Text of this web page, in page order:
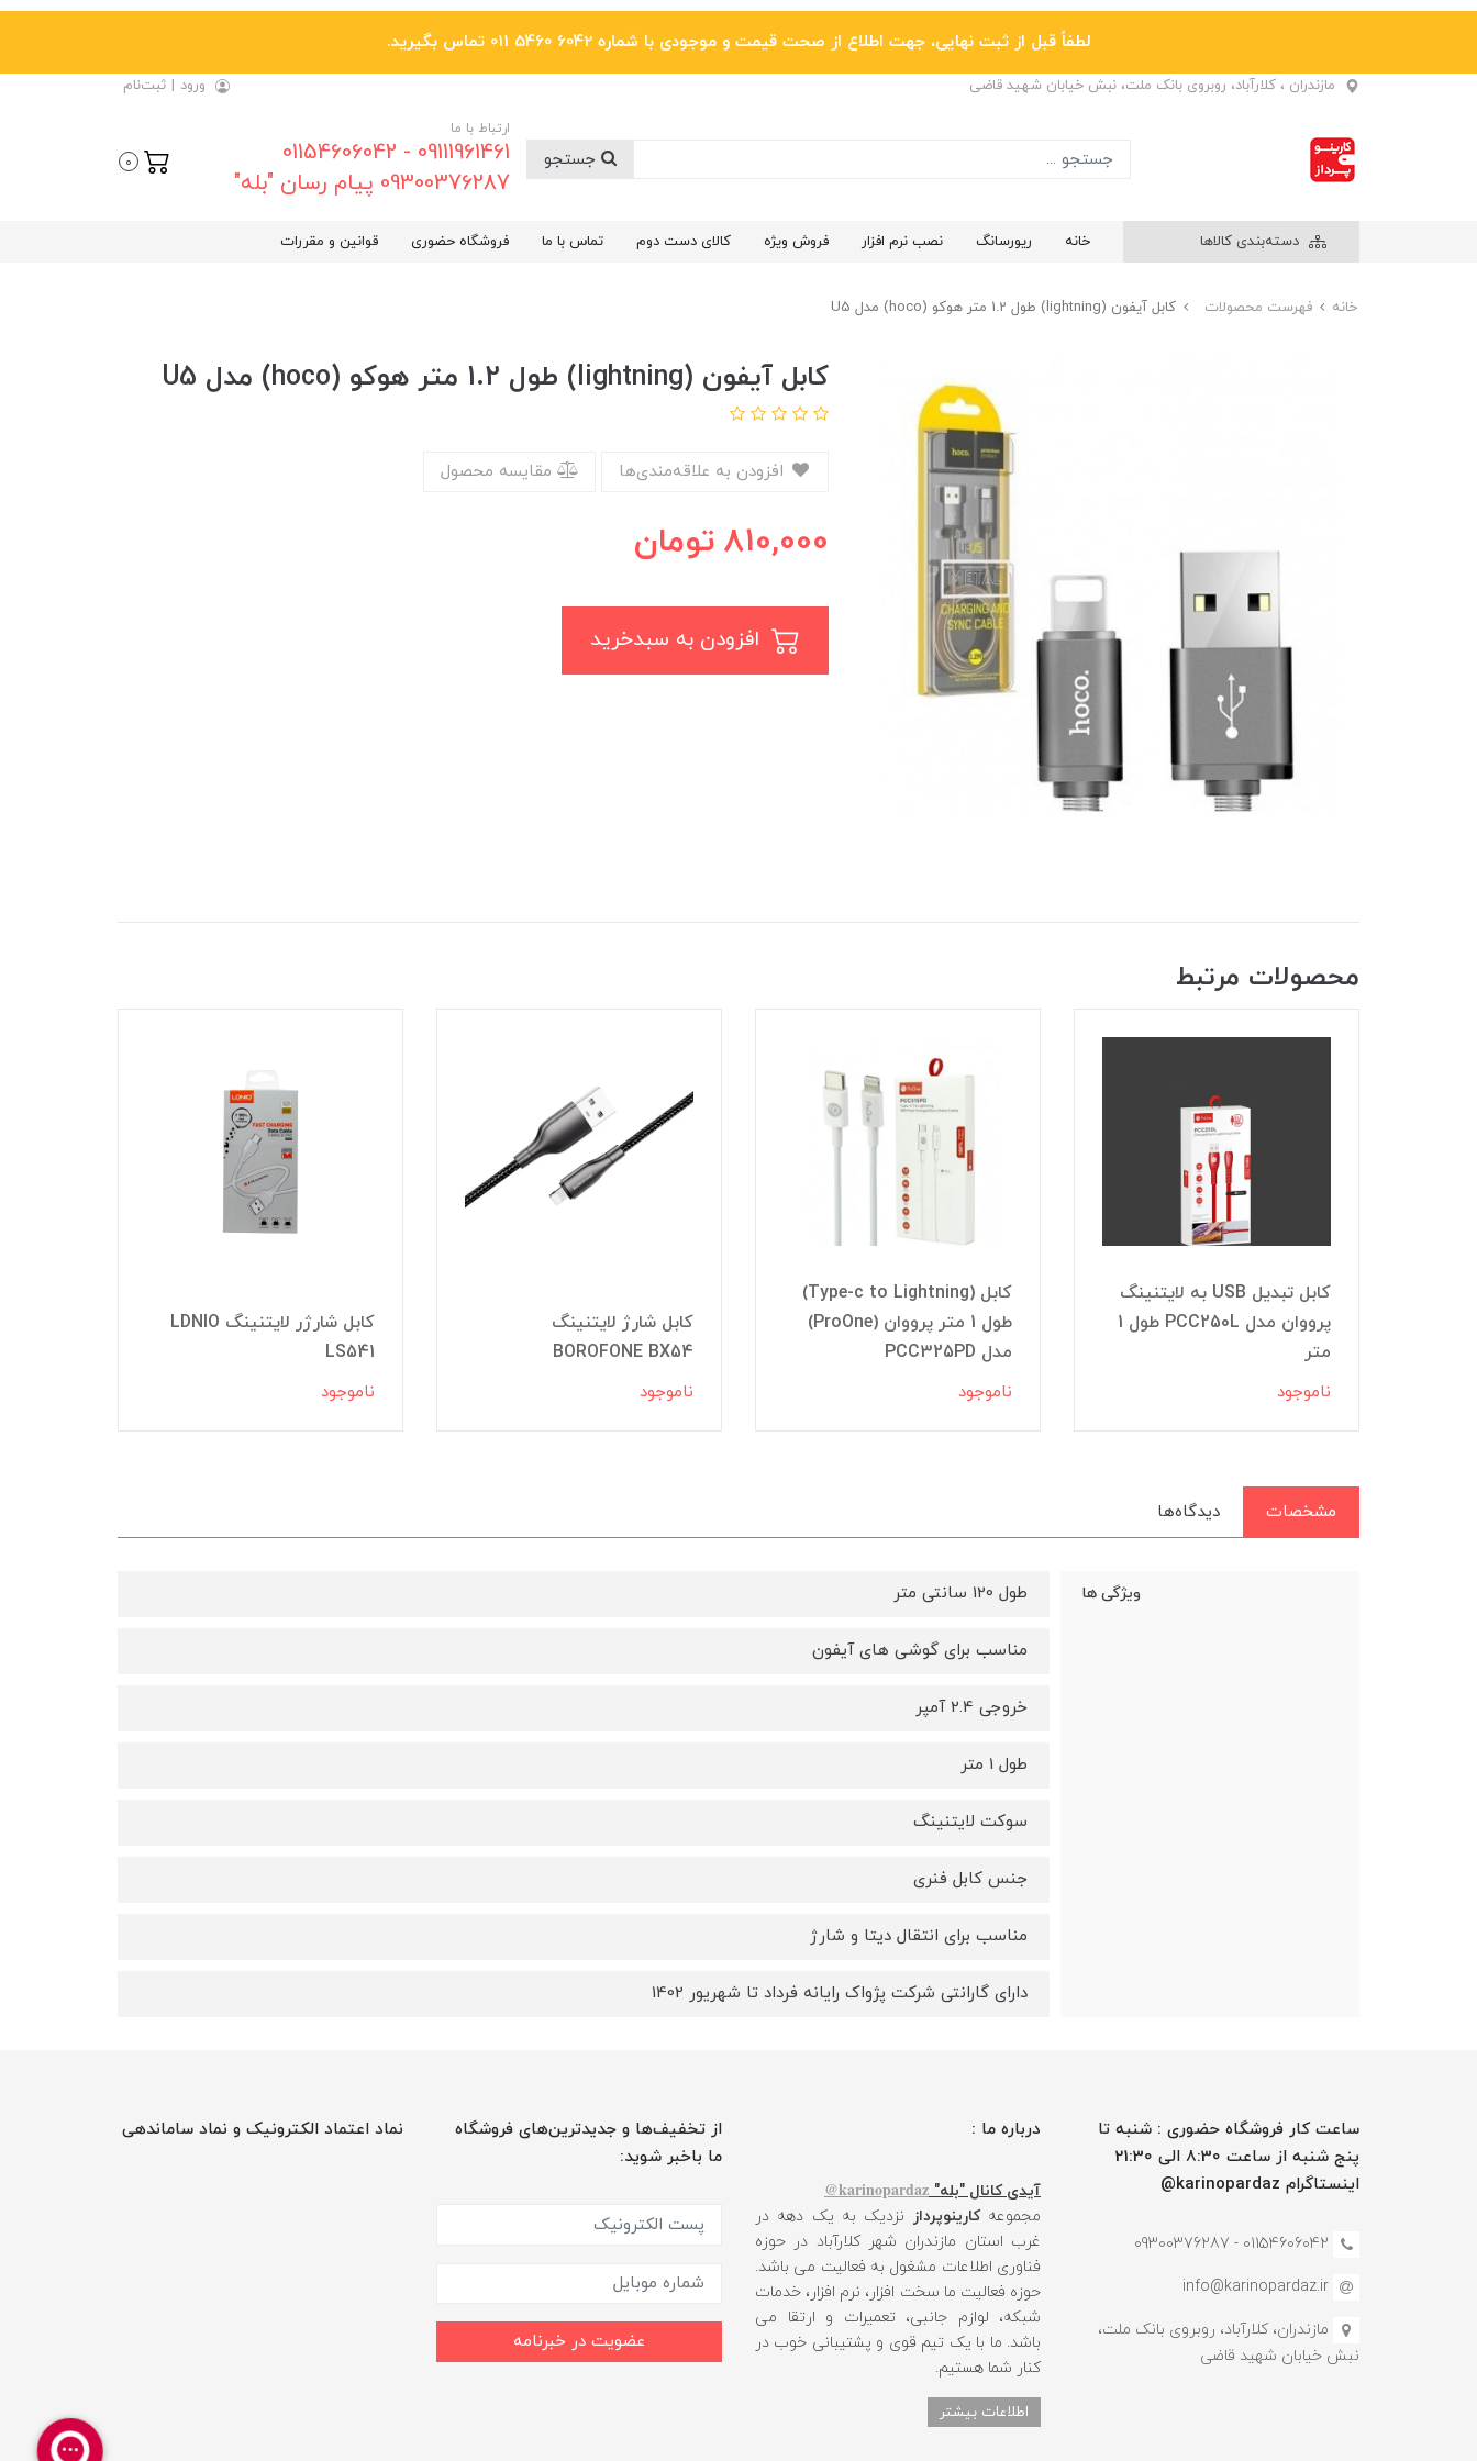
لطفاً قبل از ثبت نهایی، جهت اطلاع از صحت قیمت و موجودی با شماره 6042 5460 011 تماس بگیرید.
مازندران ، کلارآباد، روبروی بانک ملت، نبش خیابان شهید قاضی ورود | ثبت‌نام
ارتباط با ما
09111961461 - 01154606042
09300376287 پیام رسان "بله"
0
دسته‌بندی کالاها خانه ریورسانگ نصب نرم افزار فروش ویژه کالای دست دوم تماس با ما فروشگاه حضوری قوانین و مقررات
خانه فهرست محصولات کابل آیفون (lightning) طول 1.2 متر هوکو (hoco) مدل U5
کابل آیفون (lightning) طول 1.2 متر هوکو (hoco) مدل U5
مقایسه محصول
810,000 تومان
محصولات مرتبط
کابل تبدیل USB به لایتنینگ
پرووان مدل PCC250L طول 1
متر
ناموجود
کابل (Type-c to Lightning)
طول 1 متر پرووان (ProOne)
مدل PCC325PD
ناموجود
کابل شارژ لایتنینگ
BOROFONE BX54
ناموجود
کابل شارژر لایتنینگ LDNIO
LS541
ناموجود
مشخصات دیدگاه‌ها
ویژگی ها طول 120 سانتی متر
مناسب برای گوشی های آیفون
خروجی 2.4 آمپر
طول 1 متر
سوکت لایتنینگ
جنس کابل فنری
مناسب برای انتقال دیتا و شارژ
دارای گارانتی شرکت پژواک رایانه فرداد تا شهریور 1402
ساعت کار فروشگاه حضوری : شنبه تا
پنج شنبه از ساعت 8:30 الی 21:30
اینستاگرام karinopardaz@
01154606042 - 09300376287
info@karinopardaz.ir
مازندران، کلارآباد، روبروی بانک ملت،
نبش خیابان شهید قاضی
درباره ما :
آیدی کانال "بله" karinopardaz@
مجموعهکارینوپرداز نزدیک به یک دهه در
غرب استان مازندران شهر کلارآباد در حوزه
فناوری اطلاعات مشغول به فعالیت می باشد.
حوزه فعالیت ما سخت افزار، نرم افزار، خدمات
شبکه، لوازم جانبی، تعمیرات و ارتقا می
باشد. ما با یک تیم قوی و پشتیبانی خوب در
کنار شما هستیم.
اطلاعات بیشتر
از تخفیف‌ها و جدیدترین‌های فروشگاه
ما باخبر شوید:
عضویت در خبرنامه
نماد اعتماد الکترونیک و نماد ساماندهی